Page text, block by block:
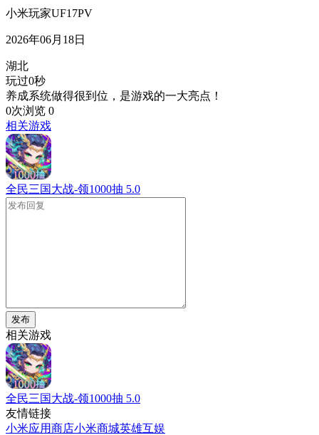
小米玩家UF17PV
2026年06月18日
湖北
玩过0秒
养成系统做得很到位，是游戏的一大亮点！
0次浏览 0
相关游戏
全民三国大战-领1000抽 5.0
发布
相关游戏
全民三国大战-领1000抽 5.0
友情链接
小米应用商店小米商城英雄互娱